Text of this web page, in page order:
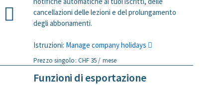
cancellazioni delle lezioni e del prolungamento
degli abbonamenti.
Istruzioni: Manage company holidays
Prezzo singolo: CHF 35 / mese
Funzioni di esportazione